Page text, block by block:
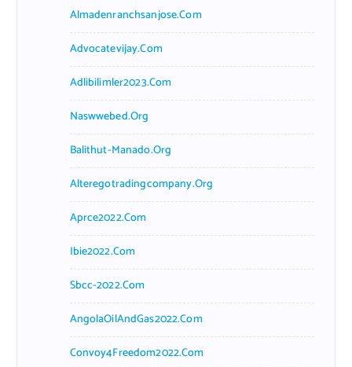
Almadenranchsanjose.com
Advocatevijay.com
Adlibilimler2023.com
Naswwebed.org
Balithut-Manado.org
Alteregotradingcompany.org
Aprce2022.com
Ibie2022.com
Sbcc-2022.com
AngolaOilAndGas2022.com
Convoy4Freedom2022.com